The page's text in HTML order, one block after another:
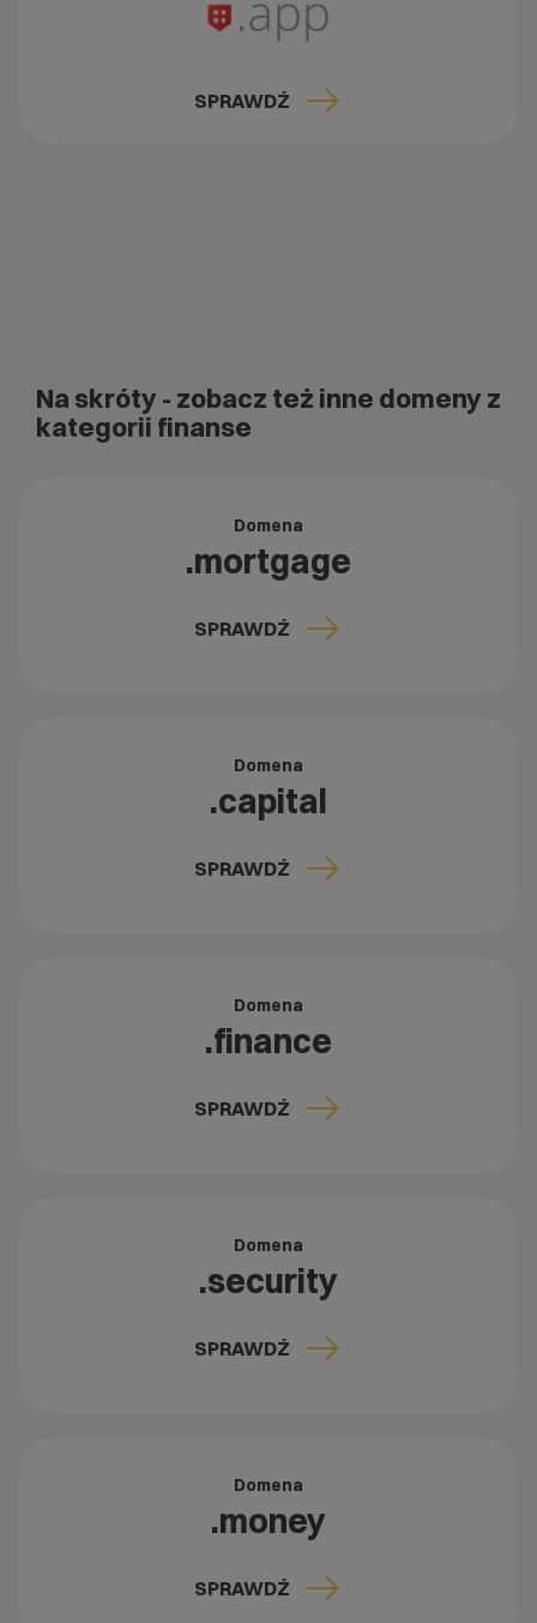
SPRAWDŹ
Na skróty - zobacz też inne domeny z
kategorii finanse
Domena
.mortgage
SPRAWDŹ
Domena
.capital
SPRAWDŹ
Domena
.finance
SPRAWDŹ
Domena
.security
SPRAWDŹ
Domena
.money
SPRAWDŹ